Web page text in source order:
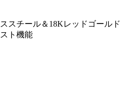
スチール＆18Kレッドゴールド
ト機能